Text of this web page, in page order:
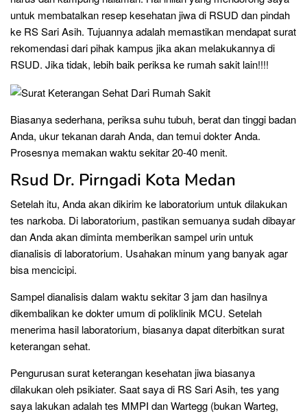
untuk membatalkan resep kesehatan jiwa di RSUD dan pindah
ke RS Sari Asih. Tujuannya adalah memastikan mendapat surat
rekomendasi dari pihak kampus jika akan melakukannya di
RSUD. Jika tidak, lebih baik periksa ke rumah sakit lain!!!!
Biasanya sederhana, periksa suhu tubuh, berat dan tinggi badan
Anda, ukur tekanan darah Anda, dan temui dokter Anda.
Prosesnya memakan waktu sekitar 20-40 menit.
Rsud Dr. Pirngadi Kota Medan
Setelah itu, Anda akan dikirim ke laboratorium untuk dilakukan
tes narkoba. Di laboratorium, pastikan semuanya sudah dibayar
dan Anda akan diminta memberikan sampel urin untuk
dianalisis di laboratorium. Usahakan minum yang banyak agar
bisa mencicipi.
Sampel dianalisis dalam waktu sekitar 3 jam dan hasilnya
dikembalikan ke dokter umum di poliklinik MCU. Setelah
menerima hasil laboratorium, biasanya dapat diterbitkan surat
keterangan sehat.
Pengurusan surat keterangan kesehatan jiwa biasanya
dilakukan oleh psikiater. Saat saya di RS Sari Asih, tes yang
saya lakukan adalah tes MMPI dan Wartegg (bukan Warteg,